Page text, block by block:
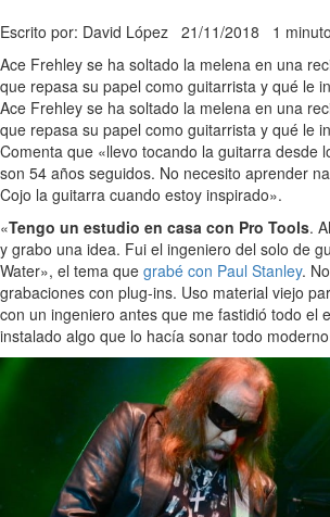
Escrito por: David López 21/11/2018 1 minuto
Ace Frehley se ha soltado la melena en una
que repasa su papel como guitarrista y qué le
Ace Frehley se ha soltado la melena en una
que repasa su papel como guitarrista y qué le
Comenta que «llevo tocando la guitarra desde
son 54 años seguidos. No necesito aprender
Cojo la guitarra cuando estoy inspirado».
«Tengo un estudio en casa con Pro Tools.
y grabo una idea. Fui el ingeniero del solo de
Water», el tema que grabé con Paul Stanley.
grabaciones con plug-ins. Uso material viejo
con un ingeniero antes que me fastidió todo el
instalado algo que lo hacía sonar todo